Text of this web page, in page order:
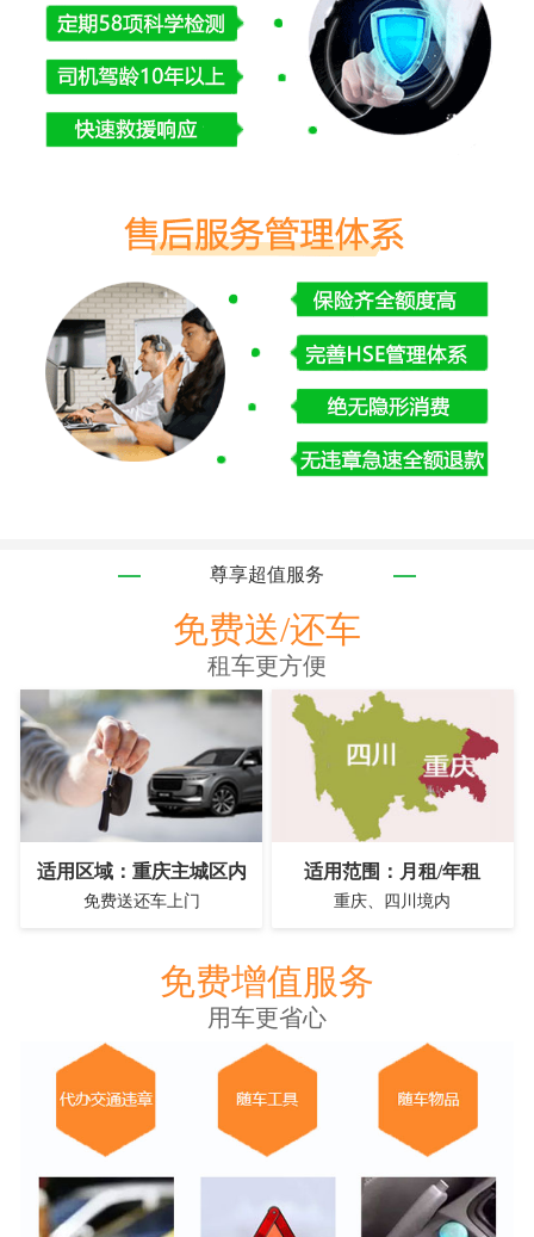
尊享超值服务
免费送/还车
租车更方便
适用区域：重庆主城区内
免费送还车上门
适用范围：月租/年租
重庆、四川境内
免费增值服务
用车更省心